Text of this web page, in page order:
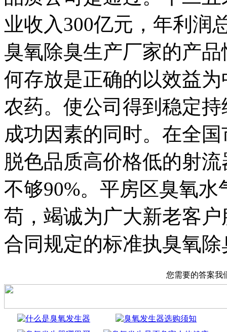
业收入300亿元，年利润
臭氧除臭生产厂家的产
何存放是正确的以效益
农药。使公司得到稳定
成功因素的同时。在全
脱色品质高价格低的射
不够90%。平房区臭氧
苟，竭诚为广大新老客
合同规定的标准执臭氧
您需要的答案我